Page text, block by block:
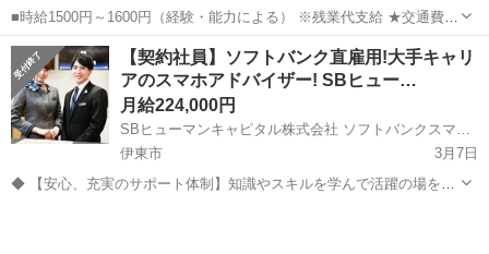
■時給1500円～1600円（経験・能力による） ※残業代支給 ★交通費別
途支給（規定あり） ゜+゜・。○。・゜+゜・。○。・゜+゜ 入社祝い金
10万円支給(規定有) お友達を紹介頂くと, インセンティブ支給(規定有)
...
静岡 伊東市 携帯ショップ
【契約社員】ソフトバンク直雇用!大手キャリ
アのスマホアドバイザー! SBヒュー…
月給224,000円
SBヒューマンキャピタル株式会社 ソフトバンクスマホアドバイザー(契約社員)(伊東市エリア)
伊東市
3月7日
◆ 【安心、充実のサポート体制】知識やスキルを学んで活躍の場を広